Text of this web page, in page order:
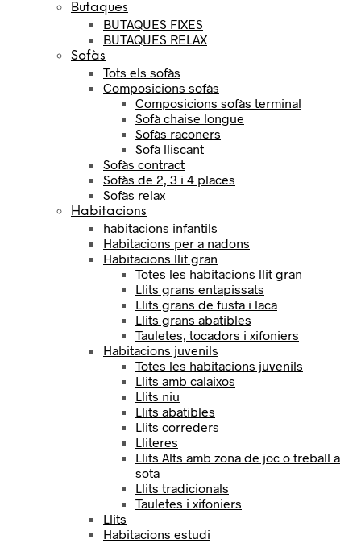
Butaques
BUTAQUES FIXES
BUTAQUES RELAX
Sofàs
Tots els sofàs
Composicions sofàs
Composicions sofàs terminal
Sofà chaise longue
Sofàs raconers
Sofà lliscant
Sofàs contract
Sofàs de 2, 3 i 4 places
Sofàs relax
Habitacions
habitacions infantils
Habitacions per a nadons
Habitacions llit gran
Totes les habitacions llit gran
Llits grans entapissats
Llits grans de fusta i laca
Llits grans abatibles
Tauletes, tocadors i xifoniers
Habitacions juvenils
Totes les habitacions juvenils
Llits amb calaixos
Llits niu
Llits abatibles
Llits correders
Lliteres
Llits Alts amb zona de joc o treball a
sota
Llits tradicionals
Tauletes i xifoniers
Llits
Habitacions estudi